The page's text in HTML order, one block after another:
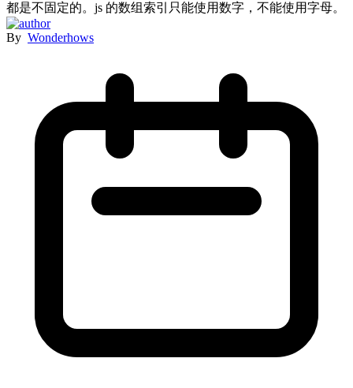
都是不固定的。js 的数组索引只能使用数字，不能使用字母。
By Wonderhows